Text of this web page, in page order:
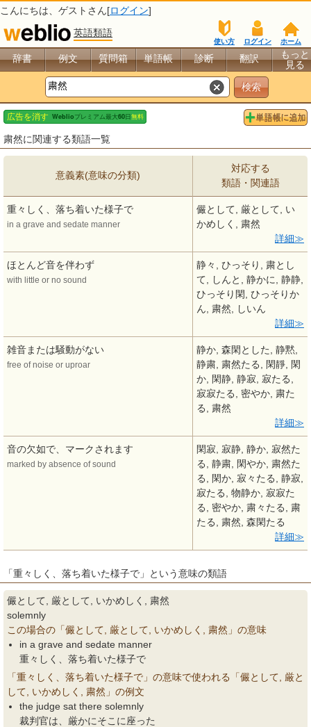
こんにちは、 ゲスト さん[ログイン]
英語類語
ホーム
ログイン
使い方
辞書 例文 質問箱 単語帳 診断 翻訳
もっと
見る
粛然に関連する類語一覧
意義素(意味の分類)
対応する
類語・関連語
重々しく、落ち着いた様子で
in a grave and sedate manner
儼として, 厳として, い
かめしく, 粛然
詳細
ほとんど音を伴わず
with little or no sound
静々, ひっそり, 粛とし
て, しんと, 静かに, 静静,
ひっそり閑, ひっそりか
ん, 粛然, しいん
詳細
雑音または騒動がない
free of noise or uproar
静か, 森閑とした, 静黙,
静粛, 粛然たる, 閑靜, 閑
か, 閑静, 静寂, 寂たる,
寂寂たる, 密やか, 粛た
る, 粛然
詳細
音の欠如で、マークされます
marked by absence of sound
閑寂, 寂静, 静か, 寂然た
る, 静粛, 閑やか, 粛然た
る, 閑か, 寂々たる, 静寂,
寂たる, 物静か, 寂寂た
る, 密やか, 粛々たる, 粛
たる, 粛然, 森閑たる
詳細
「重々しく、落ち着いた様子で」という意味の類語
儼として, 厳として, いかめしく, 粛然
solemnly
この場合の「儼として, 厳として, いかめしく, 粛然」の意味
in a grave and sedate manner
重々しく、落ち着いた様子で
「重々しく、落ち着いた様子で」の意味で使われる「儼として, 厳と
して, いかめしく, 粛然」の例文
the judge sat there solemnly
裁判官は、厳かにそこに座った